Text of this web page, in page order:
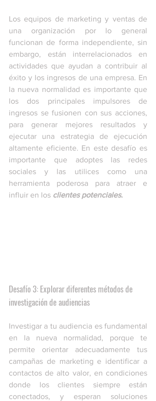
Los equipos de marketing y ventas de
una organización por lo general
funcionan de forma independiente, sin
embargo, están interrelacionados en
actividades que ayudan a contribuir al
éxito y los ingresos de una empresa. En
la nueva normalidad es importante que
los dos principales impulsores de
ingresos se fusionen con sus acciones,
para generar mejores resultados y
ejecutar una estrategia de ejecución
altamente eficiente. En este desafío es
importante que adoptes las redes
sociales y las utilices como una
herramienta poderosa para atraer e
influir en los clientes potenciales.
Desafío 3: Explorar diferentes métodos de
investigación de audiencias
Investigar a tu audiencia es fundamental
en la nueva normalidad, porque te
permite orientar adecuadamente tus
campañas de marketing e identificar a
contactos de alto valor, en condiciones
donde los clientes siempre están
conectados, y esperan soluciones